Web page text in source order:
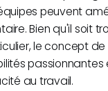
peuvent
Bien qu'il soit
le concept
passionnantes
au travail.